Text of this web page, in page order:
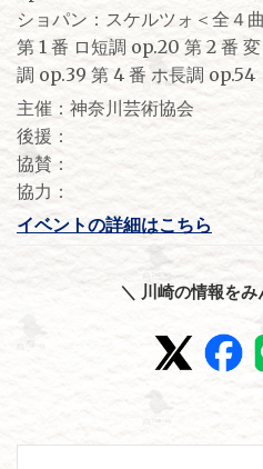
ショパン：スケルツォ＜全４
第 1 番 ロ短調 op.20 第 2 番
調 op.39 第 4 番 ホ長調 op.54
主催：神奈川芸術協会
後援：
協賛：
協力：
イベントの詳細はこちら
＼ 川崎の情報を